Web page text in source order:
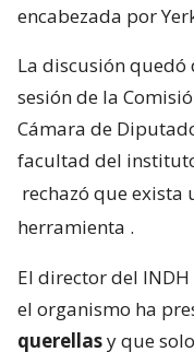
encabezada por
La discusión
sesión de la
Cámara de
facultad del
rechazó que exista
herramienta .
El director del
el organismo ha
querellasy que